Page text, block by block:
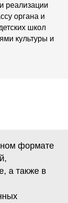
реализации
органа и
школ
культуры и
формате
а также в